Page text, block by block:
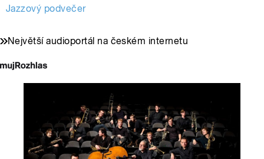
Jazzový podvečer
Největší audioportál na českém internetu